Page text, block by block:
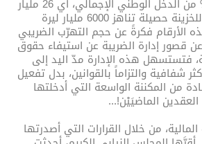
يُعقل أن يقلّ عن 50% من الدخل الوطني الإجمالي، أي 26 مليار
دولار يُفترض أن يوفّر للخزينة حصيلة تناهز 6000 مليار ليرة
الأرقام فكرةً عن حجم التهرّب الضريبي
قصور إدارة الضريبة عن استيفاء حقوق
فتستسهل هذه الإدارة مدّ اليد إلى
شفافية والتزاماً بالقوانين، بدل تفعيل
من المكننة الواسعة التي أدخلتها
العقدين الماضيَيْن!...
من خلال القرارات التي أصدرتها